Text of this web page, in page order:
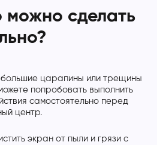
можно сделать
царапины или трещины
попробовать выполнить
самостоятельно перед
центр.
экран от пыли и грязи с